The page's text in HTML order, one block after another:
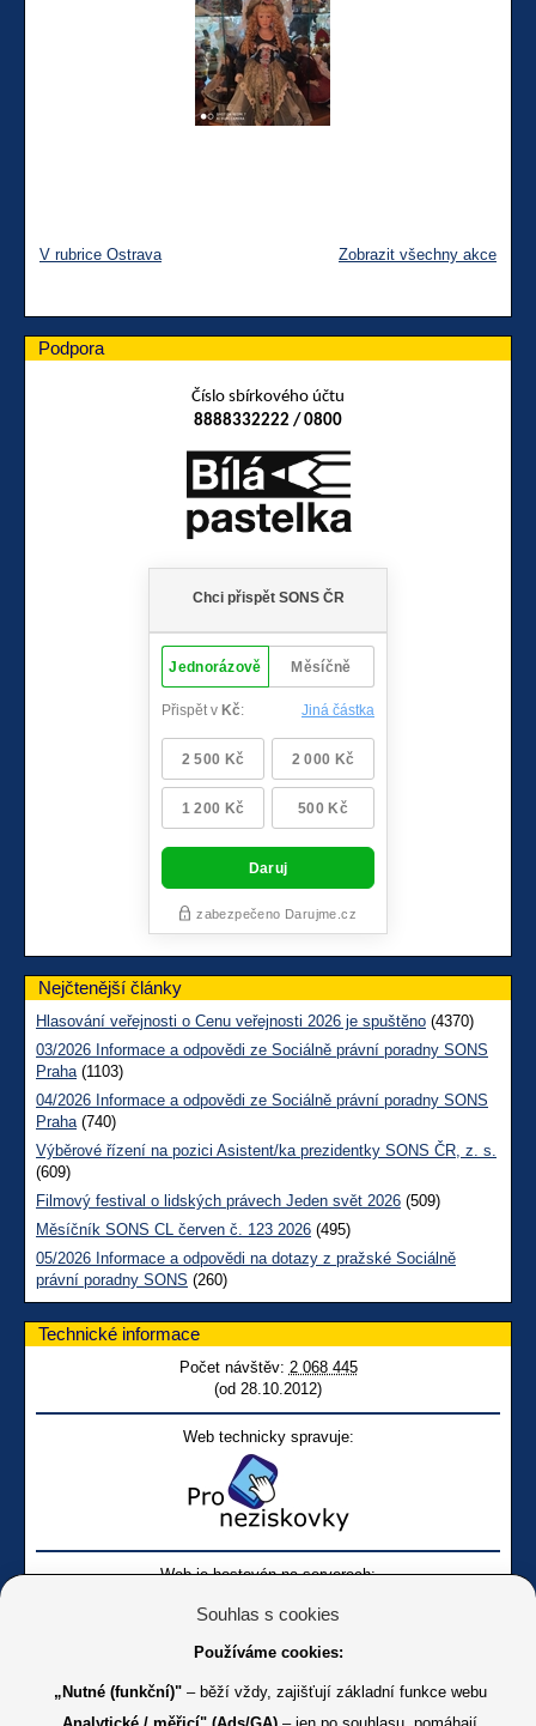
V rubrice Ostrava Zobrazit všechny akce
Podpora
Číslo sbírkového účtu
8888332222 / 0800
Nejčtenější články
Hlasování veřejnosti o Cenu veřejnosti 2026 je spuštěno (4370)
03/2026 Informace a odpovědi ze Sociálně právní poradny SONS
Praha(1103)
04/2026 Informace a odpovědi ze Sociálně právní poradny SONS
Praha(740)
Výběrové řízení na pozici Asistent/ka prezidentky SONS ČR, z. s.
(609)
Filmový festival o lidských právech Jeden svět 2026 (509)
Měsíčník SONS CL červen č. 123 2026 (495)
05/2026 Informace a odpovědi na dotazy z pražské Sociálně
právní poradny SONS (260)
Technické informace
Počet návštěv: 2 068 445
(od 28.10.2012)
Web technicky spravuje:
Web je hostován na serverech:
Souhlas s cookies
Používáme cookies:
„Nutné (funkční)" – běží vždy, zajišťují základní funkce webu